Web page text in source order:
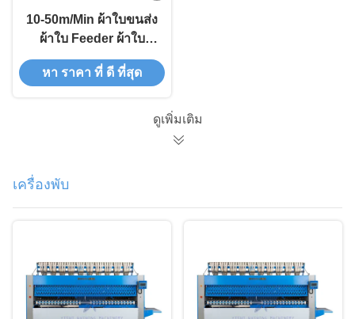
10-50m/Min ผ้าใบขนส่ง
ผ้าใบ Feeder ผ้าใบ
Feeder 3300mm
หา ราคา ที่ ดี ที่สุด
ดูเพิ่มเติม
เครื่องพับ